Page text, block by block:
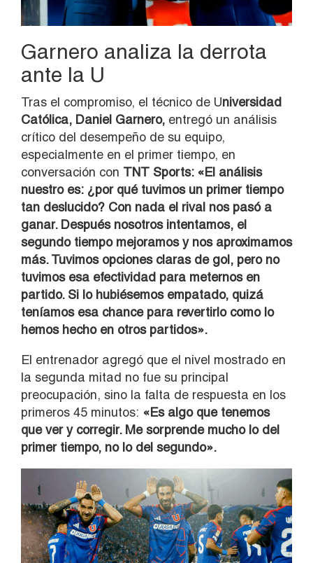
Garnero analiza la derrota
ante la U
Tras el compromiso, el técnico de Universidad
Católica, Daniel Garnero, entregó un análisis
crítico del desempeño de su equipo,
especialmente en el primer tiempo, en
conversación con TNT Sports: «El análisis
nuestro es: ¿por qué tuvimos un primer tiempo
tan deslucido? Con nada el rival nos pasó a
ganar. Después nosotros intentamos, el
segundo tiempo mejoramos y nos aproximamos
más. Tuvimos opciones claras de gol, pero no
tuvimos esa efectividad para meternos en
partido. Si lo hubiésemos empatado, quizá
teníamos esa chance para revertirlo como lo
hemos hecho en otros partidos».
El entrenador agregó que el nivel mostrado en
la segunda mitad no fue su principal
preocupación, sino la falta de respuesta en los
primeros 45 minutos: «Es algo que tenemos
que ver y corregir. Me sorprende mucho lo del
primer tiempo, no lo del segundo».